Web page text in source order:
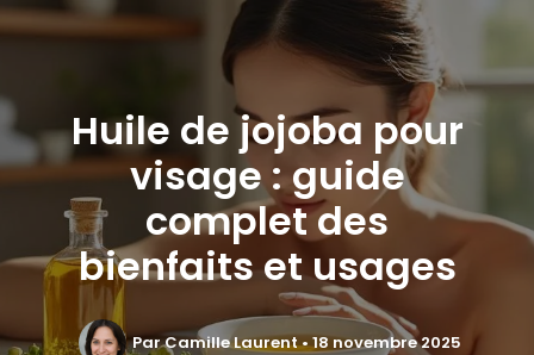
Huile de jojoba pour
visage : guide
complet des
bienfaits et usages
ParCamille Laurent•18 novembre 2025